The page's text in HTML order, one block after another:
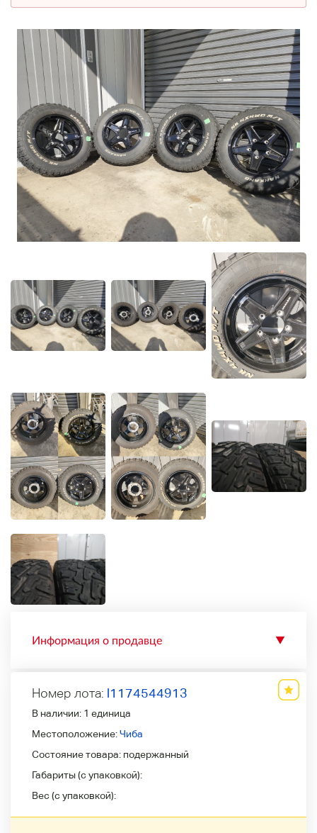
Информация о продавце ▼
Номер лота: l1174544913
В наличии: 1 единица
Местоположение:Чиба
Состояние товара: подержанный
Габариты (с упаковкой):
Вес (с упаковкой):